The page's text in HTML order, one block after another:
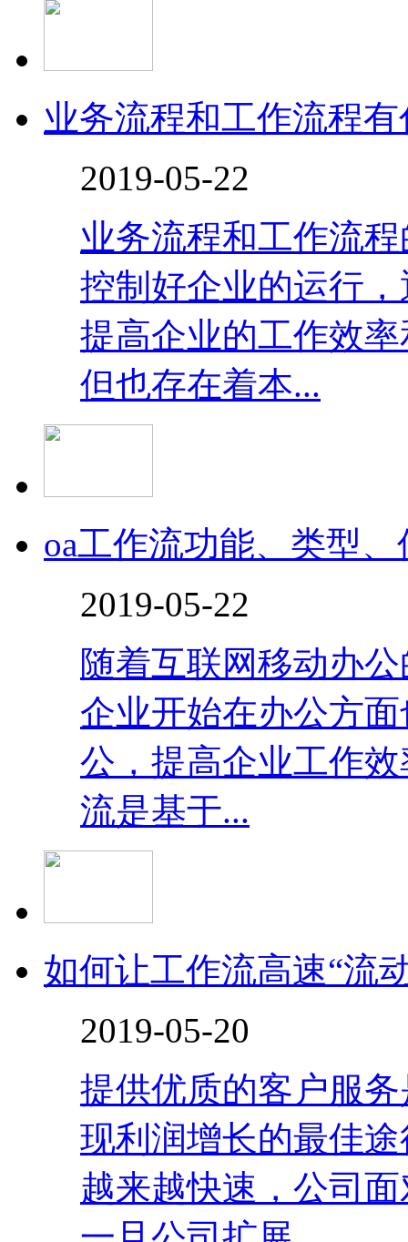
业务流程和工作流程
2019-05-22
业务流程和工作流
控制好企业的运行
提高企业的工作效
但也存在着本...
oa工作流功能、类型
2019-05-22
随着互联网移动办
企业开始在办公方
公，提高企业工作
流是基于...
如何让工作流高速“流
2019-05-20
提供优质的客户服
现利润增长的最佳
越来越快速，公司